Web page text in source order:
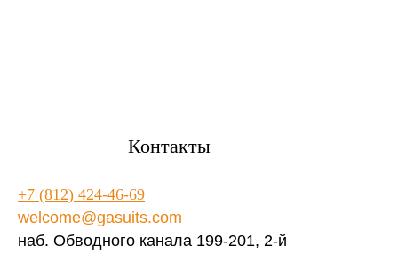
Контакты
+7 (812) 424-46-69
welcome@gasuits.com
наб. Обводного канала 199-201, 2-й